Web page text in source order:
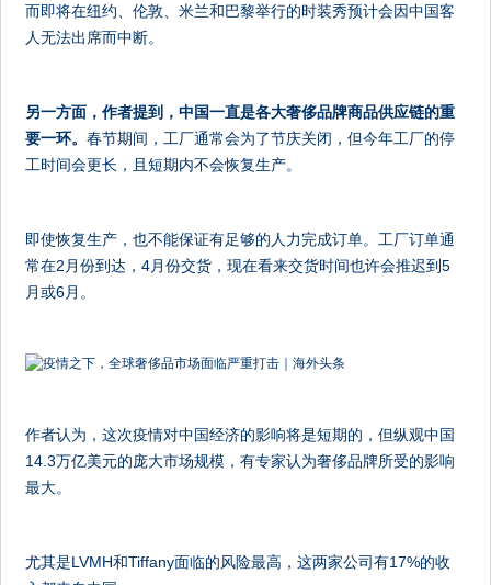
而即将在纽约、伦敦、米兰和巴黎举行的时装秀预计会因中国客
人无法出席而中断。
另一方面，作者提到，中国一直是各大奢侈品牌商品供应链的重
要一环。春节期间，工厂通常会为了节庆关闭，但今年工厂的停
工时间会更长，且短期内不会恢复生产。
即使恢复生产，也不能保证有足够的人力完成订单。工厂订单通
常在2月份到达，4月份交货，现在看来交货时间也许会推迟到5
月或6月。
作者认为，这次疫情对中国经济的影响将是短期的，但纵观中国
14.3万亿美元的庞大市场规模，有专家认为奢侈品牌所受的影响
最大。
尤其是LVMH和Tiffany面临的风险最高，这两家公司有17%的收